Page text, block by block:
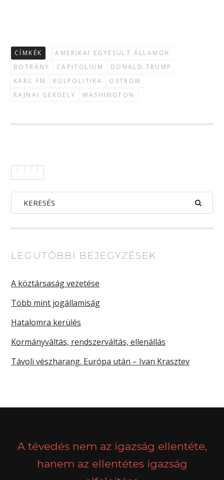
CÍMKÉK
AMERIKAI EGYESÜLT ÁLLAMOK
BOTRÁNY
CAPITOLIUM
DONALD TRUMP
KARC FM
KÜLPOLITIKA
OSTROM
RAJNAI GERGELY
WASHINGTON
LEGUTÓBBI BEJEGYZÉSEK
A köztársaság vezetése
Több mint jogállamiság
Hatalomra kerülés
Kormányváltás, rendszerváltás, ellenállás
Távoli vészharang. Európa után – Ivan Krasztev
A tévedés nem az igazság ellentéte,
hanem az ellentétes igazság